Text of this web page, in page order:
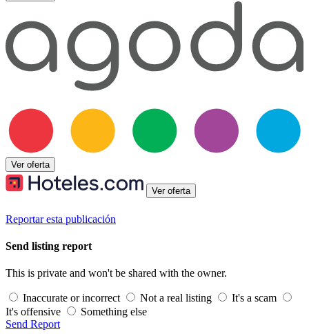
Ver oferta
Ver oferta
Reportar esta publicación
Send listing report
This is private and won't be shared with the owner.
Inaccurate or incorrect Not a real listing
It's a scam
It's offensive
Something else
Send Report